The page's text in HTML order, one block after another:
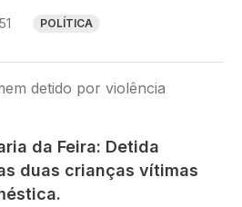
POLÍTICA
da Feira: Detida
duas crianças vítimas